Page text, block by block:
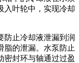
入叶轮中，实现冷却
防止冷却液泄漏到润
脂的泄漏。水泵防止
密封环与轴通过过盈